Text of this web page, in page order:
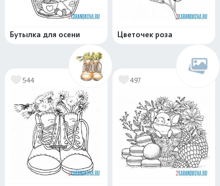
Бутылка для осени Цветочек роза
544 497